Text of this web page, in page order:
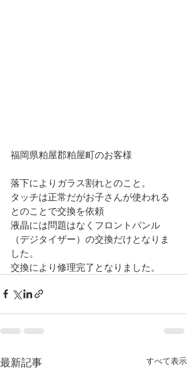
福岡県粕屋郡粕屋町のお客様
落下によりガラス割れとのこと。
タッチは正常だがお子さんが使われる
とのことで交換を依頼
液晶には問題はなくフロントパンル
（デジタイザー）の交換だけとなりま
した。
交換により修理完了となりました。
最新記事 すべて表示